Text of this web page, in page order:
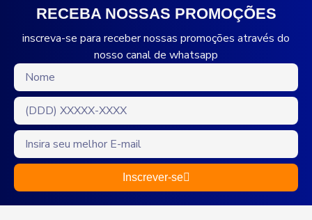
RECEBA NOSSAS PROMOÇÕES
inscreva-se para receber nossas promoções através do
nosso canal de whatsapp
Inscrever-se